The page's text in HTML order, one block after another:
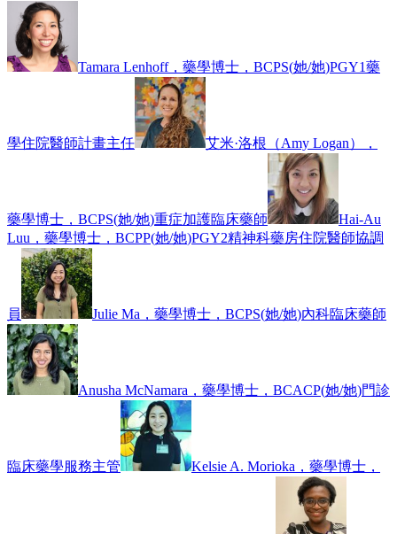
Tamara Lenhoff，藥學博士，BCPS(她/她)PGY1藥
學住院醫師計畫主任 艾米·洛根（Amy Logan），
藥學博士，BCPS(她/她)重症加護臨床藥師
Hai-Au
Luu，藥學博士，BCPP(她/她)PGY2精神科藥房住院醫師協調
員 Julie Ma，藥學博士，BCPS(她/她)內科臨床藥師
Anusha McNamara，藥學博士，BCACP(她/她)門診
臨床藥學服務主管 Kelsie A. Morioka，藥學博士，